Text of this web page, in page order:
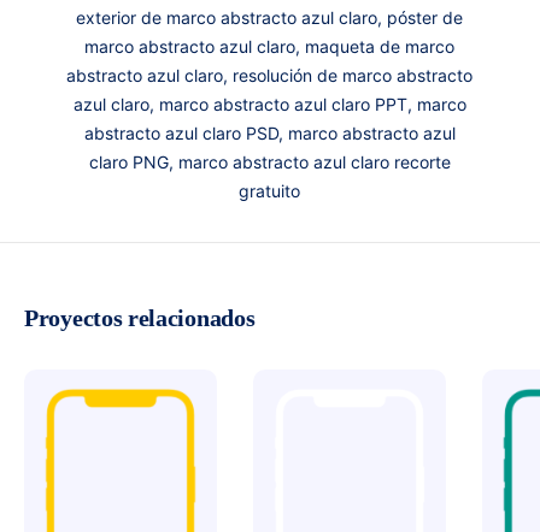
exterior de marco abstracto azul claro, póster de
marco abstracto azul claro, maqueta de marco
abstracto azul claro, resolución de marco abstracto
azul claro, marco abstracto azul claro PPT, marco
abstracto azul claro PSD, marco abstracto azul
claro PNG, marco abstracto azul claro recorte
gratuito
Proyectos relacionados